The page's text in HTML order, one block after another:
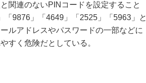
関連のないPINコードを設定すること
9876」「4649」「2525」「5963」と
ルアドレスやパスワードの一部などに
すく危険だとしている。